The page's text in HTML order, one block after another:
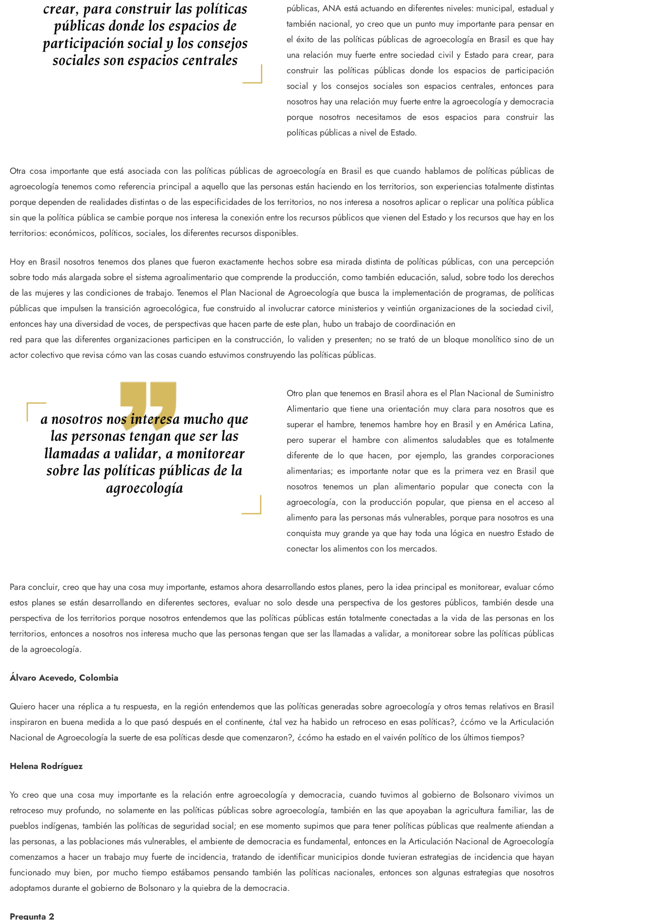
públicas, ANA está actuando en diferentes niveles: municipal, estadual y
también nacional, yo creo que un punto muy importante para pensar en
el éxito de las políticas públicas de agroecología en Brasil es que hay
una relación muy fuerte entre sociedad civil y Estado para crear, para
construir las políticas públicas donde los espacios de participación
social y los consejos sociales son espacios centrales, entonces para
nosotros hay una relación muy fuerte entre la agroecología y democracia
porque nosotros necesitamos de esos espacios para construir las
políticas públicas a nivel de Estado.
Otra cosa importante que está asociada con las políticas públicas de agroecología en Brasil es que cuando hablamos de políticas públicas de
agroecología tenemos como referencia principal a aquello que las personas están haciendo en los territorios, son experiencias totalmente distintas
porque dependen de realidades distintas o de las especificidades de los territorios, no nos interesa a nosotros aplicar o replicar una política pública
sin que la política pública se cambie porque nos interesa la conexión entre los recursos públicos que vienen del Estado y los recursos que hay en los
territorios: económicos, políticos, sociales, los diferentes recursos disponibles.
Hoy en Brasil nosotros tenemos dos planes que fueron exactamente hechos sobre esa mirada distinta de políticas públicas, con una percepción
sobre todo más alargada sobre el sistema agroalimentario que comprende la producción, como también educación, salud, sobre todo los derechos
de las mujeres y las condiciones de trabajo. Tenemos el Plan Nacional de Agroecología que busca la implementación de programas, de políticas
públicas que impulsen la transición agroecológica, fue construido al involucrar catorce ministerios y veintiún organizaciones de la sociedad civil,
entonces hay una diversidad de voces, de perspectivas que hacen parte de este plan, hubo un trabajo de coordinación en
red para que las diferentes organizaciones participen en la construcción, lo validen y presenten; no se trató de un bloque monolítico sino de un
actor colectivo que revisa cómo van las cosas cuando estuvimos construyendo las políticas públicas.
Otro plan que tenemos en Brasil ahora es el Plan Nacional de Suministro
Alimentario que tiene una orientación muy clara para nosotros que es
superar el hambre, tenemos hambre hoy en Brasil y en América Latina,
pero superar el hambre con alimentos saludables que es totalmente
diferente de lo que hacen, por ejemplo, las grandes corporaciones
alimentarias; es importante notar que es la primera vez en Brasil que
nosotros tenemos un plan alimentario popular que conecta con la
agroecología, con la producción popular, que piensa en el acceso al
alimento para las personas más vulnerables, porque para nosotros es una
conquista muy grande ya que hay toda una lógica en nuestro Estado de
conectar los alimentos con los mercados.
Para concluir, creo que hay una cosa muy importante, estamos ahora desarrollando estos planes, pero la idea principal es monitorear, evaluar cómo
estos planes se están desarrollando en diferentes sectores, evaluar no solo desde una perspectiva de los gestores públicos, también desde una
perspectiva de los territorios porque nosotros entendemos que las políticas públicas están totalmente conectadas a la vida de las personas en los
territorios, entonces a nosotros nos interesa mucho que las personas tengan que ser las llamadas a validar, a monitorear sobre las políticas públicas
de la agroecología.
Álvaro Acevedo, Colombia
Quiero hacer una réplica a tu respuesta, en la región entendemos que las políticas generadas sobre agroecología y otros temas relativos en Brasil
inspiraron en buena medida a lo que pasó después en el continente, ¿tal vez ha habido un retroceso en esas políticas?, ¿cómo ve la Articulación
Nacional de Agroecología la suerte de esa políticas desde que comenzaron?, ¿cómo ha estado en el vaivén político de los últimos tiempos?
Helena Rodríguez
Yo creo que una cosa muy importante es la relación entre agroecología y democracia, cuando tuvimos al gobierno de Bolsonaro vivimos un
retroceso muy profundo, no solamente en las políticas públicas sobre agroecología, también en las que apoyaban la agricultura familiar, las de
pueblos indígenas, también las políticas de seguridad social; en ese momento supimos que para tener políticas públicas que realmente atiendan a
las personas, a las poblaciones más vulnerables, el ambiente de democracia es fundamental, entonces en la Articulación Nacional de Agroecología
comenzamos a hacer un trabajo muy fuerte de incidencia, tratando de identificar municipios donde tuvieran estrategias de incidencia que hayan
funcionado muy bien, por mucho tiempo estábamos pensando también las políticas nacionales, entonces son algunas estrategias que nosotros
adoptamos durante el gobierno de Bolsonaro y la quiebra de la democracia.
Pregunta 2